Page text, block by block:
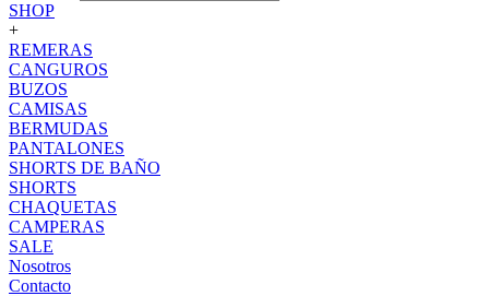
SHOP
+
REMERAS
CANGUROS
BUZOS
CAMISAS
BERMUDAS
PANTALONES
SHORTS DE BAÑO
SHORTS
CHAQUETAS
CAMPERAS
SALE
Nosotros
Contacto